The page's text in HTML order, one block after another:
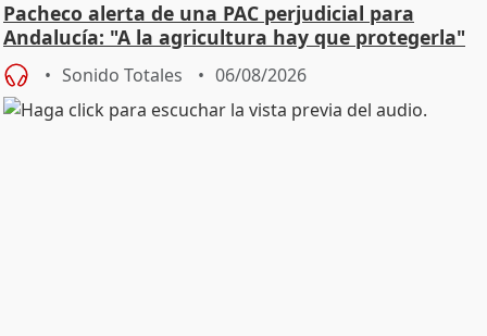
Pacheco alerta de una PAC perjudicial para
Andalucía: "A la agricultura hay que protegerla"
Sonido Totales 06/08/2026